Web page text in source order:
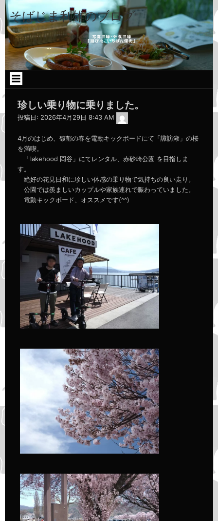
コ
ン
テ
ン
ツ
へ
ス
キ
ッ
そばじま利雄のブログ
珍しい乗り物に乗りました。
投稿日: 2026年4月29日 8:43 AM
4月のはじめ、馥郁の春を電動キックボードにて「諏訪湖」の桜
を満喫。
「lakehood 岡谷」にてレンタル、赤砂崎公園 を目指しま
す。
絶好の花見日和に珍しい体感の乗り物で気持ちの良い走り。
公園では羨ましいカップルや家族連れで賑わっていました。
電動キックボード、オススメです(^^)